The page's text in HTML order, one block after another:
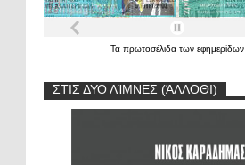
Τα πρωτοσέλιδα των εφημερίδων
ΣΤΙΣ ΔΥΟ ΛΊΜΝΕΣ (ΆΛΛΟΘΙ)